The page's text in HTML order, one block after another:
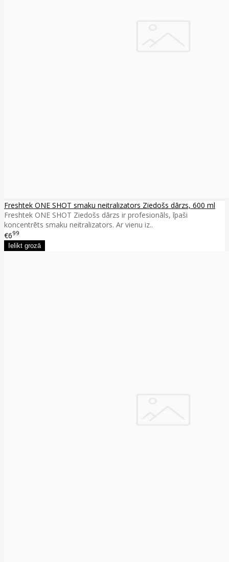
Freshtek ONE SHOT smaku neitralizators Ziedošs dārzs, 600 ml
Freshtek ONE SHOT Ziedošs dārzs ir profesionāls, īpaši
koncentrēts smaku neitralizators. Ar vienu iz..
€699